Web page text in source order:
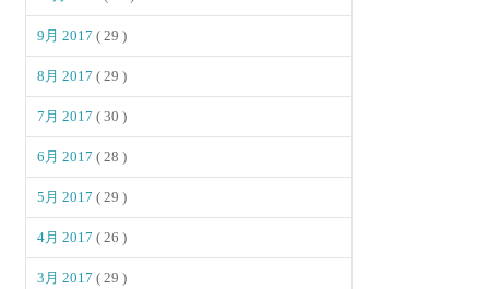
9月 2017( 29 )
8月 2017( 29 )
7月 2017( 30 )
6月 2017( 28 )
5月 2017( 29 )
4月 2017( 26 )
3月 2017( 29 )